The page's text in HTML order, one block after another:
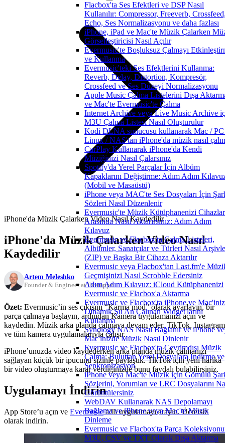
Flacbox'ta Ses Efektleri ve DSP Nasıl
Kullanılır: Compressor, Freeverb,
Echo, Ses Normalizasyonu ve daha fazlası
iPhone, iPad ve Mac'te Müzik Çalarken
Görselleştiricisi Nasıl Açılır
Evermusic'te Boşluksuz Çalmayı
ve Kullanma
Evermusic'teki Ses Efektlerini Kullanma:
Reverb, Delay, Distortion, Kompresör,
Crossfeed ve Ses Düzeyi Normalizasyonu
Apple Music Çalma Listelerini Dışa
ve Mac'te Evermusic'te Çalma
Internet Archive veya Live Music Archive
M3U Çalma Listesi Nasıl Oluşturulur
Kodi DLNA sunucusu kullanarak Mac /
Linux / NAS'tan iPhone'da müzik nasıl
CarPlay Kullanarak iPhone'da Kendi
Müziğinizi Nasıl Çalarsınız
Spotify'da Yerel Parçalar İçin Albüm
Kapaklarını Değiştirme: Adım Adım
(Mobil ve Masaüstü)
iPhone veya MAC'te Ses Dosyaları İçin
Sözleri Nasıl Düzenlenir
Evermusic'te Müzik Kütüphanenizi Cihazlar
Arasında Nasıl Aktarırsınız: Adım Adım
Kılavuz
Evermusic ve Flacbox'ta Çalma Listeleri,
Albümler, Sanatçılar ve Türleri Nasıl
(ZIP) ve Başka Bir Cihaza Aktarılır
Evermusic veya Flacbox'tan Last.fm'e
Geçmişinizi Nasıl Scrobble Edersiniz
Adım Adım Kılavuz: iCloud Kütüphanenizi
Evermusic ve Flacbox'a Aktarma
Evermusic ve Flacbox'ta iPhone ve
Dinamik Şu An Çalınan Widget'larını
Kullanma
Synology NAS Nasıl Bağlanır ve iPhone
Mac'inizde Müzik Nasıl Dinlenir
Evermusic ve Flacbox'ta Çevrimdışı Müzik
Çalma: Buluttan Yerel Dosyalara İndirme ve
Senkronizasyon
iPhone veya Mac'te Müzik için Gömülü
Sözlerini, Yorumları ve LRC Dosyalarını
Görüntülersiniz
WebDAV Kullanarak NAS Depolamayı
Bağlama ve iPhone veya Mac'te Müzik
Dinleme
Evermusic ve Flacbox'ta Parça
M3U, CSV ve TXT Olarak Dışa Aktarma
iPhone'da Müzik Çalarken Video Nasıl Kaydedilir
iPhone'da Müzik Çalarken Video Nasıl
Kaydedilir
Artem Meleshko
Founder & Engineer at Everappz
Özet: Evermusic’in ses çıkışını “Karma mod” olarak ayarlayın, bir
parça çalmaya başlayın, ardından Kamera uygulamanızı açın ve
kaydedin. Müzik arka planda çalmaya devam eder. TikTok, Instagram
ve tüm kamera uygulamalarıyla çalışır.
iPhone’unuzda video kaydederken arka planda müzik çalmanızı
sağlayan küçük bir ipucunu sizinle paylaştık. TikTok için yeni harika
bir video oluşturmaya karar verdiğinizde bunu faydalı bulabilirsiniz.
Uygulamayı İndirin
App Store’u açın ve Evermusicadlı uygulamayı arayın. Ücretsiz
olarak indirin.